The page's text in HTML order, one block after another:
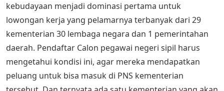
kebudayaan menjadi dominasi pertama untuk
lowongan kerja yang pelamarnya terbanyak dari 29
kementerian 30 lembaga negara dan 1 pemerintahan
daerah. Pendaftar Calon pegawai negeri sipil harus
mengetahui kondisi ini, agar mereka mendapatkan
peluang untuk bisa masuk di PNS kementerian